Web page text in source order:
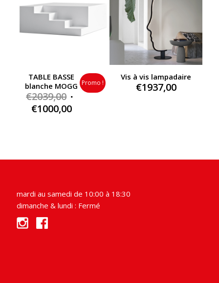
TABLE BASSE
blanche MOGG
€2039,00 Original
price
€1000,00Current
Promo !
Vis à vis lampadaire
€1937,00
mardi au samedi de 10:00 à 18:30
dimanche & lundi : Fermé